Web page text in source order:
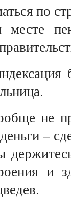
по
месте
не
–
и